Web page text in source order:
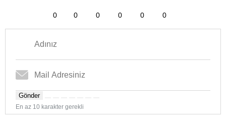
0 0 0 0 0 0
Gönder
En az 10 karakter gerekli